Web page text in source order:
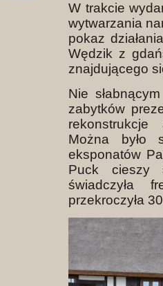
W trakcie
wytwarzania
pokaz
Wędzik z
znajdującego
Nie
zabytków
Można było
eksponatów
Puck cieszy
świadczyła
przekroczyła